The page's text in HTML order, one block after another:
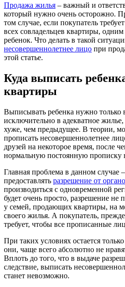
Продажа жилья – важный и
который нужно очень осторожно.
том случае, если покупатель
всех совладельцев квартиры, одним
ребенок. Что делать в такой
несовершеннолетнее лицо при
этой статье.
Куда выписать
квартиры
Выписывать ребенка нужно только
исключительно в адекватное
хуже, чем предыдущее. В теории,
прописать несовершеннолетнее
друзей на некоторое время, после
нормальную постоянную прописку
Главная проблема в данном случае
предоставлять разрешение от
производиться с одновременной
будет очень просто, разрешение не
у семей, продающих квартиры, на
своего жилья. А покупатель,
требует, чтобы все прописанные
При таких условиях остается
они, чаще всего абсолютно не
Вплоть до того, что в выдаче
следствие, выписать
станет невозможно.